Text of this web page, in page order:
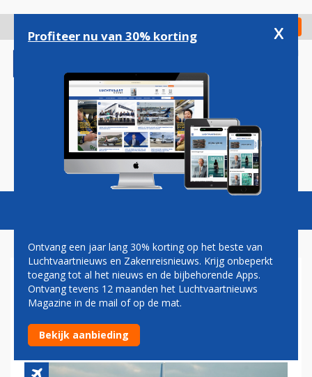
gaan
Check in
Magazine Podcasts Vacatures
ANA EN JAL BREIDEN FORS
UIT OP LUCHTHAVEN
HANEDA
Profiteer nu van 30% korting x
Ontvang een jaar lang 30% korting op het beste van
Luchtvaartnieuws en Zakenreisnieuws. Krijg onbeperkt
toegang tot al het nieuws en de bijbehorende Apps.
Ontvang tevens 12 maanden het Luchtvaartnieuws
Magazine in de mail of op de mat.
Bekijk aanbieding